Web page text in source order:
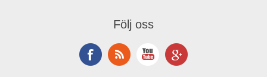
Följ oss